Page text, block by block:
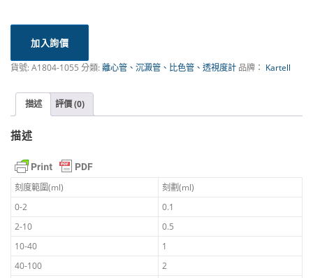
加入詢價
貨號:A1804-1055 分類:離心管、沉澱管、比色管、透視度計 品牌： Kartell
描述 評價 (0)
描述
刻度範圍(ml)
刻劃(ml)
0-2
0.1
2-10
0.5
10-40
1
40-100
2